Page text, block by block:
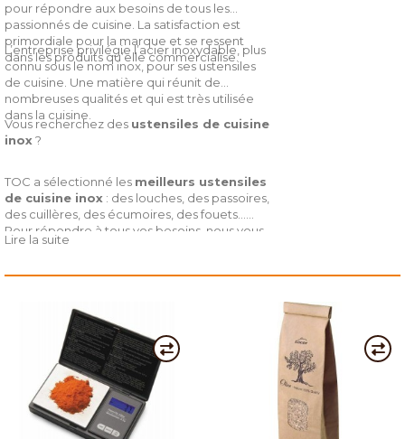
pour répondre aux besoins de tous les
passionnés de cuisine. La satisfaction est
primordiale pour la marque et se ressent
dans les produits qu’elle commercialise.
L’entreprise privilégie l’acier inoxydable, plus
connu sous le nom inox, pour ses ustensiles
de cuisine. Une matière qui réunit de
nombreuses qualités et qui est très utilisée
dans la cuisine.
Vous recherchez des ustensiles de cuisine
inox?
TOC a sélectionné les meilleurs ustensiles
de cuisine inox : des louches, des passoires,
des cuillères, des écumoires, des fouets…
Pour répondre à tous vos besoins, nous vous
proposons également : des broyeurs à glace
des déshydrateurs alimentaires, des hachoirs
pilons granits et bien d’autres produits.
Lire la suite